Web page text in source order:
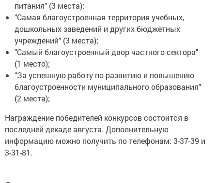
питания" (3 места);
"Самая благоустроенная территория учебных,
дошкольных заведений и других бюджетных
учреждений" (3 места);
"Самый благоустроенный двор частного сектора"
(1 место);
"За успешную работу по развитию и повышению
благоустроенности муниципального образования"
(2 места);
Награждение победителей конкурсов состоится в
последней декаде августа. Дополнительную
информацию можно получить по телефонам: 3-37-39 и
3-31-81.